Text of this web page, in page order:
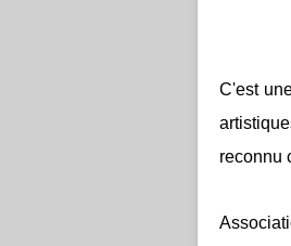
C'est
reconnu